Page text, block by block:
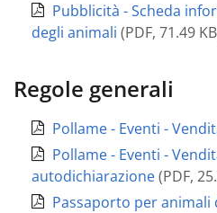
Pubblicità - Scheda
degli animali (PDF, 71.49 KB
Regole generali
Pollame - Eventi -
Pollame - Eventi -
autodichiarazione(PDF,
Passaporto per animali